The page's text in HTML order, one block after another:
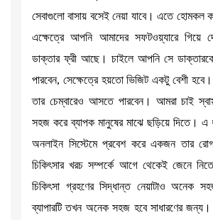
সেবাগুলো বাসায় বসেই নেয়া যাবে। এতে হোমকল
এক্ষেত্রে আপনি আমাদের সফটওয়্যারে গিয়ে
ডাক্তার ফ্রী আছে। চাইলে আপনি সে ডাক্তারকে
পারবেন, সেক্ষেত্রে হয়তো ভিজিট একটু বেশী
তার চেম্বারেও আসতে পারবেন। আমরা চাই
সহজ করে ব্যাপক মানুষের মাঝে ছড়িয়ে দিতে। এ
অনলাইন সিস্টেমে প্রবেশ করে একজন তার
চিকিৎসার খরচ সম্পর্কে আগে থেকেই জেনে
চিকিৎসা গ্রহণের সিদ্ধান্ত নেয়াটাও অনেক
ব্যাপারটি তখন অনেক সহজ হবে সাধারণের